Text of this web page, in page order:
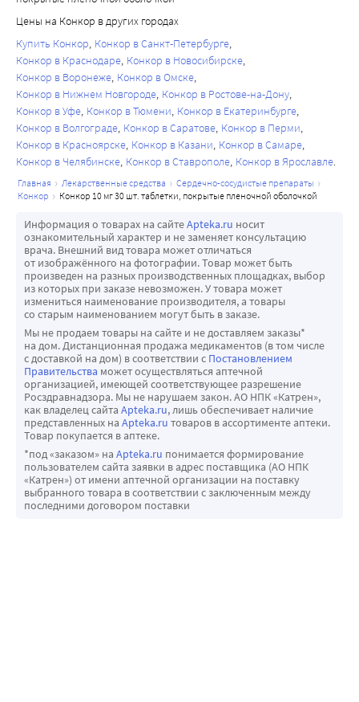
Цены на Конкор в других городах
Купить Конкор Конкор в Санкт-Петербурге
Конкор в Краснодаре Конкор в Новосибирске
Конкор в Воронеже Конкор в Омске
Конкор в Нижнем Новгороде Конкор в Ростове-на-Дону
Конкор в Уфе Конкор в Тюмени Конкор в Екатеринбурге
Конкор в Волгограде Конкор в Саратове Конкор в Перми
Конкор в Красноярске Конкор в Казани Конкор в Самаре
Конкор в Челябинске Конкор в Ставрополе Конкор в Ярославле
главная лекарственные средства
сердечно-сосудистые препараты
конкор
конкор 10 мг 30 шт. таблетки, покрытые пленочной оболочкой
Информация о товарах на сайтеApteka.ru носит
ознакомительный характер и не заменяет консультацию
врача. Внешний вид товара может отличаться
от изображённого на фотографии. Товар может быть
произведен на разных производственных площадках, выбор
из которых при заказе невозможен. У товара может
измениться наименование производителя, а товары
со старым наименованием могут быть в заказе.
Мы не продаем товары на сайте и не доставляем заказы*
на дом. Дистанционная продажа медикаментов (в том числе
с доставкой на дом) в соответствии с Постановлением
Правительства может осуществляться аптечной
организацией, имеющей соответствующее разрешение
Росздравнадзора. Мы не нарушаем закон. АО НПК «Катрен»,
как владелец сайта Apteka.ru, лишь обеспечивает наличие
представленных на Apteka.ru товаров в ассортименте аптеки.
Товар покупается в аптеке.
*под «заказом» на Apteka.ru понимается формирование
пользователем сайта заявки в адрес поставщика (АО НПК
«Катрен») от имени аптечной организации на поставку
выбранного товара в соответствии с заключенным между
последними договором поставки